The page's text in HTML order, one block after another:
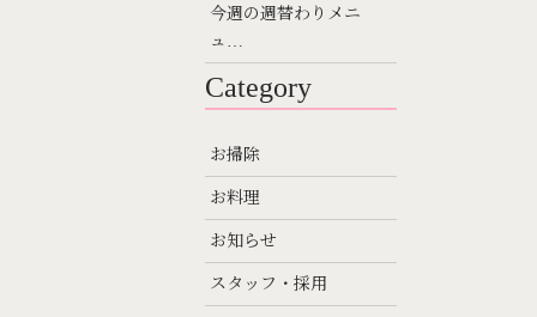
今週の週替わりメニ
ュ…
Category
お掃除
お料理
お知らせ
スタッフ・採用